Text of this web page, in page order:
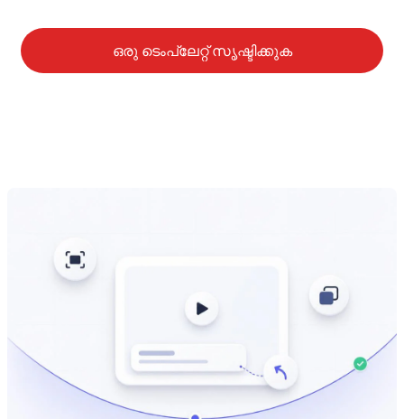
ഒരു ടെം‌പ്ലേറ്റ് സൃഷ്ടിക്കുക